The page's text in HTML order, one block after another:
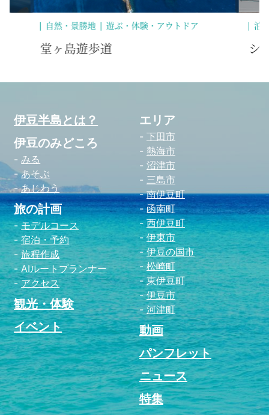
泊まる
シーサイド堂ヶ島
自
堂
伊豆半島とは？
伊豆のみどころ
みる
あそぶ
あじわう
旅の計画
モデルコース
宿泊・予約
旅程作成
AIルートプランナー
アクセス
観光・体験
イベント
エリア
下田市
熱海市
沼津市
三島市
南伊豆町
函南町
西伊豆町
伊東市
伊豆の国市
松崎町
東伊豆町
伊豆市
河津町
動画
パンフレット
ニュース
特集